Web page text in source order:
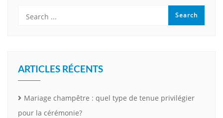
ARTICLES RÉCENTS
Mariage champêtre : quel type de tenue privilégier
pour la cérémonie?